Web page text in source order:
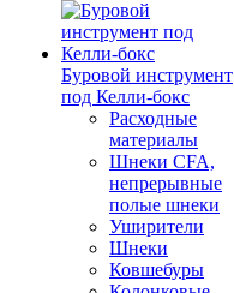
Буровой инструмент
под Келли-бокс
Расходные
материалы
Шнеки CFA,
непрерывные
полые шнеки
Уширители
Шнеки
Ковшебуры